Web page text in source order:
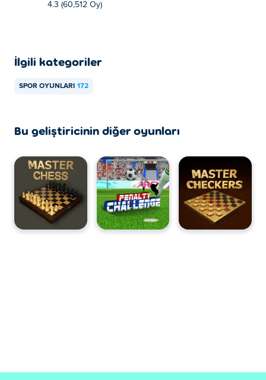
4.3 (60,512 Oy)
İlgili kategoriler
SPOR OYUNLARI 172
Bu geliştiricinin diğer oyunları